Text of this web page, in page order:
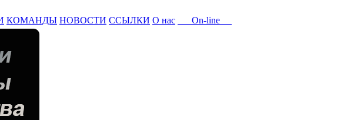
КОМАНДЫ НОВОСТИ ССЫЛКИ О нас On-line